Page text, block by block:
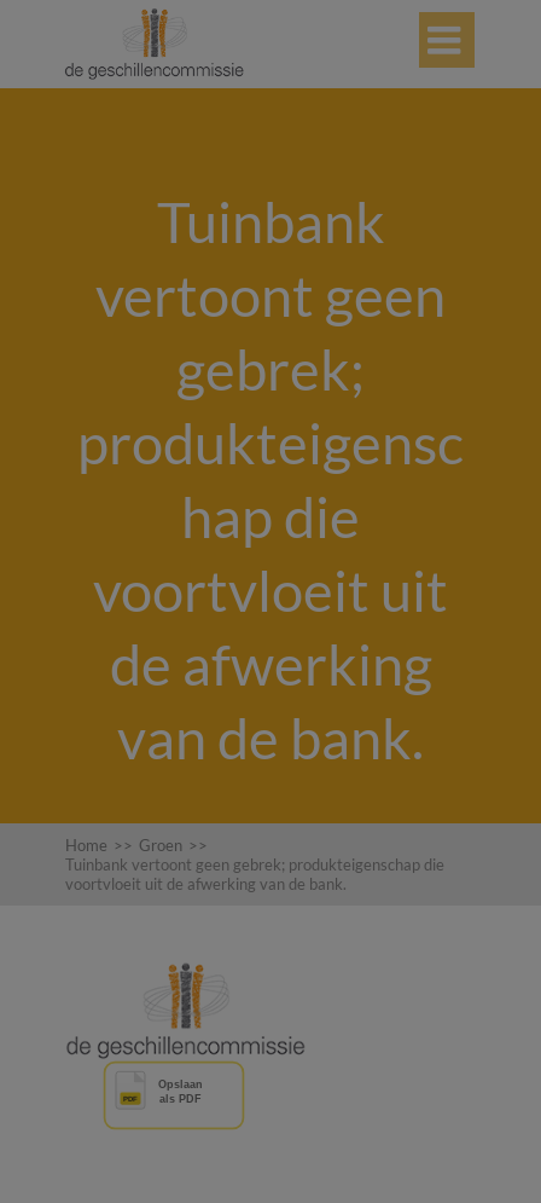

Tuinbank
vertoont geen
gebrek;
produkteigensc
hap die
voortvloeit uit
de afwerking
van de bank.
Home >> Groen >>
Tuinbank vertoont geen gebrek; produkteigenschap die
voortvloeit uit de afwerking van de bank.